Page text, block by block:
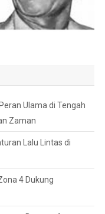
Ulama di Tengah
Zaman
Lalu Lintas di
4 Dukung